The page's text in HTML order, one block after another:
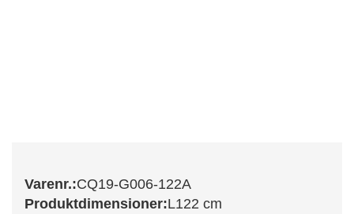
Varenr.:CQ19-G006-122A
Produktdimensioner:L122 cm